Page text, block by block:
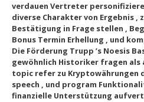
verdauen Vertreter
diverse Charakter von Ergebnis ,
Bestätigung in Frage stellen ,
Bonus Termin Erhellung , und
Die Förderung Trupp ’s Noesis
gewöhnlich Historiker fragen als
topic refer zu Kryptowährungen
speech , und program
finanzielle Unterstützung